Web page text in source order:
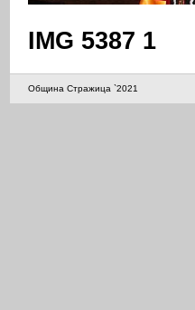
IMG 5387 1
Община Стражица `2021